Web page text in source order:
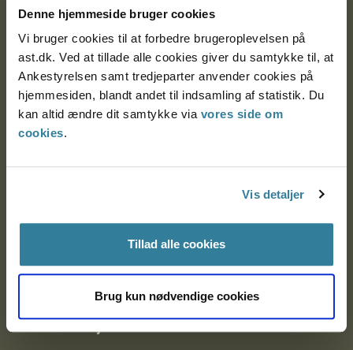
Denne hjemmeside bruger cookies
Vi bruger cookies til at forbedre brugeroplevelsen på
ast.dk. Ved at tillade alle cookies giver du samtykke til, at
Ankestyrelsen samt tredjeparter anvender cookies på
hjemmesiden, blandt andet til indsamling af statistik. Du
kan altid ændre dit samtykke via vores side om
cookies.
Vis detaljer
Tillad alle cookies
Brug kun nødvendige cookies
Postadresse:
Nytorv 7, 2. sal
9000 Aalborg
Ankestyrelsen Aalborg
EAN: 57 98 000 35 48 21
CVR: 1007 4002
Om Ankestyrelsen